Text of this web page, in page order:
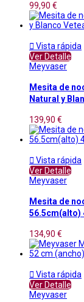
99,90 €
 Vista rápida
Ver Detalle
Meyvaser
Mesita de
Natural y
139,90 €
 Vista rápida
Ver Detalle
Meyvaser
Mesita de
56.5cm(alto)
134,90 €
 Vista rápida
Ver Detalle
Meyvaser